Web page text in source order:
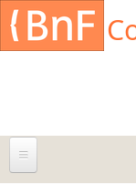
Aller au contenu principal
Cookies management